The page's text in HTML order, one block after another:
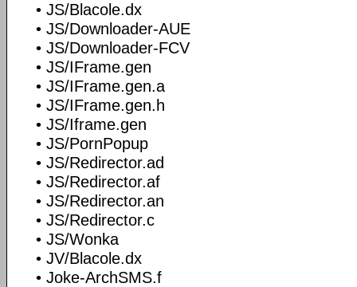
• JS/Blacole.dx
• JS/Downloader-AUE
• JS/Downloader-FCV
• JS/IFrame.gen
• JS/IFrame.gen.a
• JS/IFrame.gen.h
• JS/Iframe.gen
• JS/PornPopup
• JS/Redirector.ad
• JS/Redirector.af
• JS/Redirector.an
• JS/Redirector.c
• JS/Wonka
• JV/Blacole.dx
• Joke-ArchSMS.f